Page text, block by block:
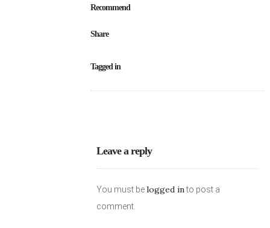
Recommend
Share
Tagged in
Leave a reply
You must belogged into post a
comment.